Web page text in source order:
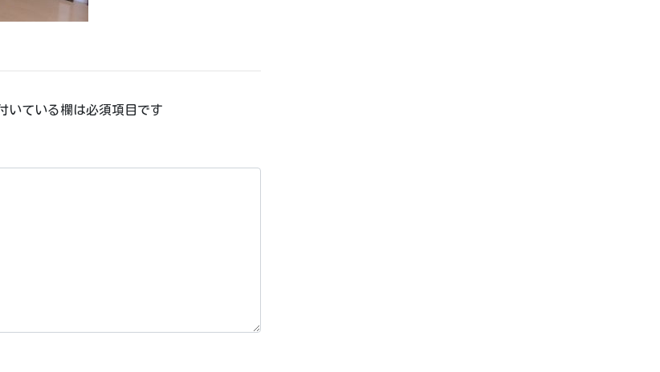
いている欄は必須項目です